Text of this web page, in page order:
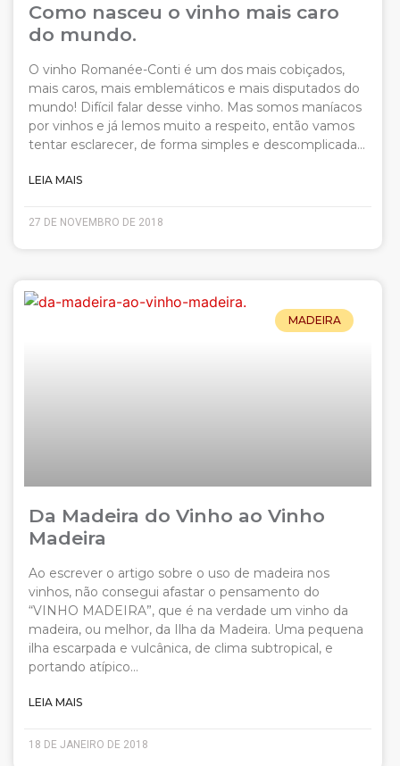
Como nasceu o vinho mais caro
do mundo.
O vinho Romanée-Conti é um dos mais cobiçados,
mais caros, mais emblemáticos e mais disputados do
mundo! Difícil falar desse vinho. Mas somos maníacos
por vinhos e já lemos muito a respeito, então vamos
tentar esclarecer, de forma simples e descomplicada…
LEIA MAIS
27 DE NOVEMBRO DE 2018
MADEIRA
Da Madeira do Vinho ao Vinho
Madeira
Ao escrever o artigo sobre o uso de madeira nos
vinhos, não consegui afastar o pensamento do
“VINHO MADEIRA”, que é na verdade um vinho da
madeira, ou melhor, da Ilha da Madeira. Uma pequena
ilha escarpada e vulcânica, de clima subtropical, e
portando atípico…
LEIA MAIS
18 DE JANEIRO DE 2018